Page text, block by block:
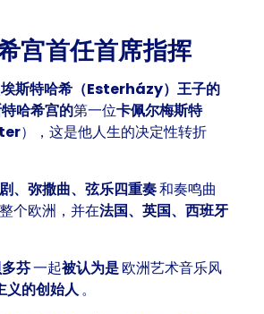
宫首任首席指挥
埃斯特哈希（Esterházy）王子的
哈希宫的第一位卡佩尔梅斯特
），这是他人生的决定性转折
、弥撒曲、弦乐四重奏和奏鸣曲
个欧洲，并在法国、英国、西班牙
芬一起被认为是欧洲艺术音乐风
义的创始人。